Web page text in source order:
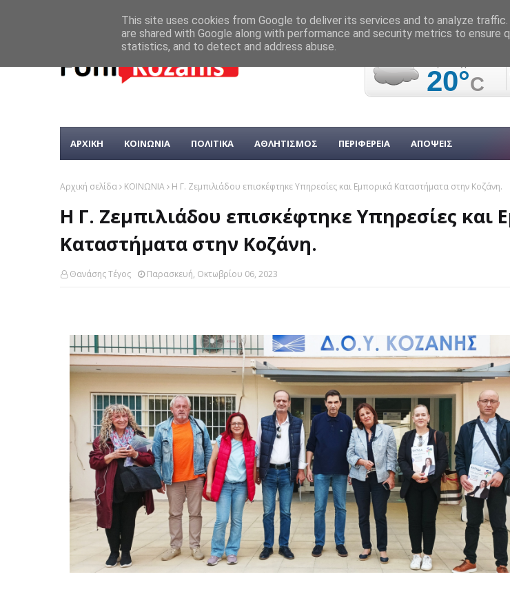
ΑΡΧΙΚΗ ΚΟΙΝΩΝΙΑ ΠΟΛΙΤΙΚΑ ΑΘΛΗΤΙΣΜΟΣ ΠΕΡΙΦΕΡΕΙΑ ΑΠΟΨΕΙΣ
Αρχική σελίδα ΚΟΙΝΩΝΙΑ Η Γ. Ζεμπιλιάδου επισκέφτηκε Υπηρεσίες και Εμπορικά Καταστήματα στην Κοζάνη.
Η Γ. Ζεμπιλιάδου επισκέφτηκε Υπηρεσίες και
Καταστήματα στην Κοζάνη.
Θανάσης Τέγος Παρασκευή, Οκτωβρίου 06, 2023
This site uses cookies from Google to deliver its services and to analyze traffic.
are shared with Google along with performance and security metrics to ensure
statistics, and to detect and address abuse.